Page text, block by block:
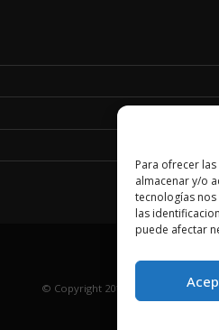
Para ofrecer
almacenar y/o
tecnologías
las
puede afectar
© Copyright 2017-2025. Todos los